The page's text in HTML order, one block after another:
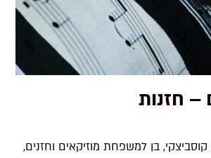
– חזנות
בן למשפחת מוזיקאים וחזנים,